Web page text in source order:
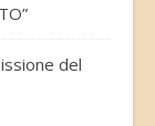
del